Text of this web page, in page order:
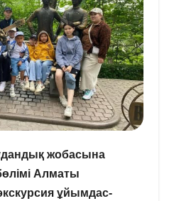
жобасына
Алматы
ұйымдас-